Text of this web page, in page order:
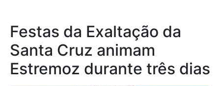
Festas da Exaltação da
Santa Cruz animam
Estremoz durante três dias